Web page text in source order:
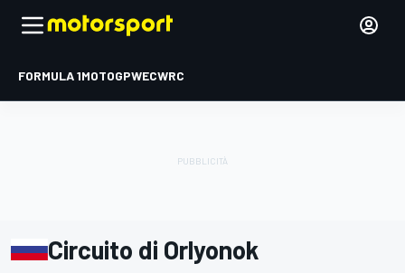
FORMULA 1MOTOGPWECWRC
Circuito di Orlyonok